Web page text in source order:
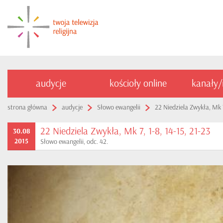
audycje kościoły online
strona główna audycje Słowo ewangelii 22 Niedziela Zwykła, Mk
30.08
2015
22 Niedziela Zwykła, Mk 7, 1-8, 14-15, 21-23
Słowo ewangelii, odc. 42.